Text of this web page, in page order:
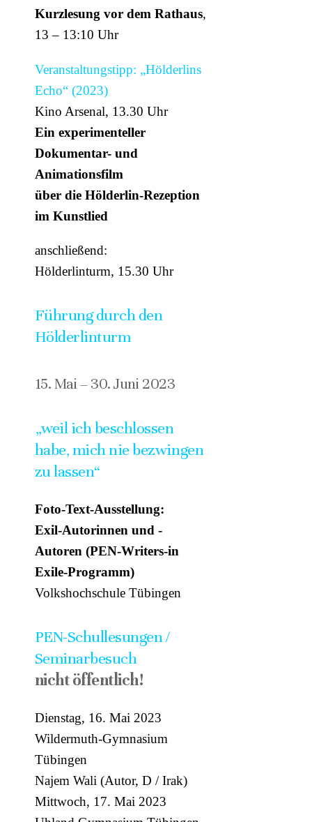
Kurzlesung vor dem Rathaus,
13 – 13:10 Uhr
Veranstaltungstipp: „Hölderlins
Echo“ (2023)
Kino Arsenal, 13.30 Uhr
Ein experimenteller
Dokumentar- und
Animationsfilm
über die Hölderlin-Rezeption
im Kunstlied
anschließend:
Hölderlinturm, 15.30 Uhr
Führung durch den
Hölderlinturm
15. Mai – 30. Juni 2023
„weil ich beschlossen
habe, mich nie bezwingen
zu lassen“
Foto-Text-Ausstellung:
Exil-Autorinnen und -
Autoren (PEN-Writers-in
Exile-Programm)
Volkshochschule Tübingen
PEN-Schullesungen /
Seminarbesuch
nicht öffentlich!
Dienstag, 16. Mai 2023
Wildermuth-Gymnasium
Tübingen
Najem Wali (Autor, D / Irak)
Mittwoch, 17. Mai 2023